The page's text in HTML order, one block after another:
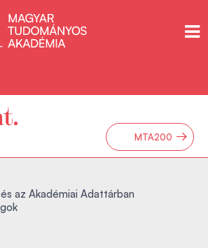
MTA200 →
az Akadémiai Adattárban